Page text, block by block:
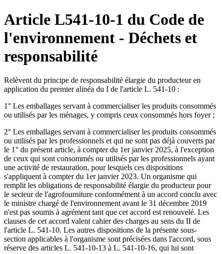
Article L541-10-1 du Code de
l'environnement - Déchets et
responsabilité
Relèvent du principe de responsabilité élargie du producteur en
application du premier alinéa du I de l'article L. 541-10 :
1° Les emballages servant à commercialiser les produits consommés
ou utilisés par les ménages, y compris ceux consommés hors foyer ;
2° Les emballages servant à commercialiser les produits consommés
ou utilisés par les professionnels et qui ne sont pas déjà couverts par
le 1° du présent article, à compter du 1er janvier 2025, à l'exception
de ceux qui sont consommés ou utilisés par les professionnels ayant
une activité de restauration, pour lesquels ces dispositions
s'appliquent à compter du 1er janvier 2023. Un organisme qui
remplit les obligations de responsabilité élargie du producteur pour
le secteur de l'agrofourniture conformément à un accord conclu avec
le ministre chargé de l'environnement avant le 31 décembre 2019
n'est pas soumis à agrément tant que cet accord est renouvelé. Les
clauses de cet accord valent cahier des charges au sens du II de
l'article L. 541-10. Les autres dispositions de la présente sous-
section applicables à l'organisme sont précisées dans l'accord, sous
réserve des articles L. 541-10-13 à L. 541-10-16, qui lui sont